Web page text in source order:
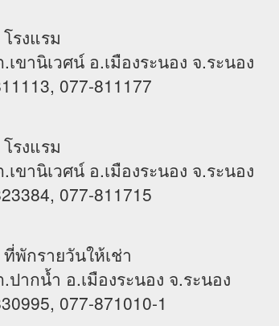
รงแรม
านิเวศน์ อ.เมืองระนอง จ.ระนอง
077-811177
รงแรม
านิเวศน์ อ.เมืองระนอง จ.ระนอง
077-811715
พักรายวันให้เช่า
ากน้ำ อ.เมืองระนอง จ.ระนอง
077-871010-1